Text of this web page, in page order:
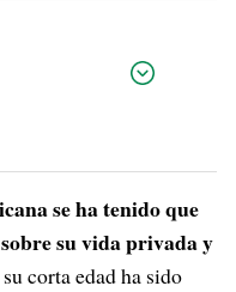
se ha tenido que
su vida privada y
corta edad ha sido